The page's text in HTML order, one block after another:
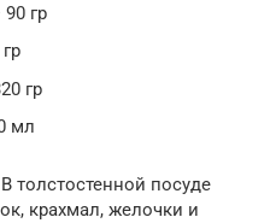
гр
гр
мл
толстостенной посуде
крахмал, желочки и